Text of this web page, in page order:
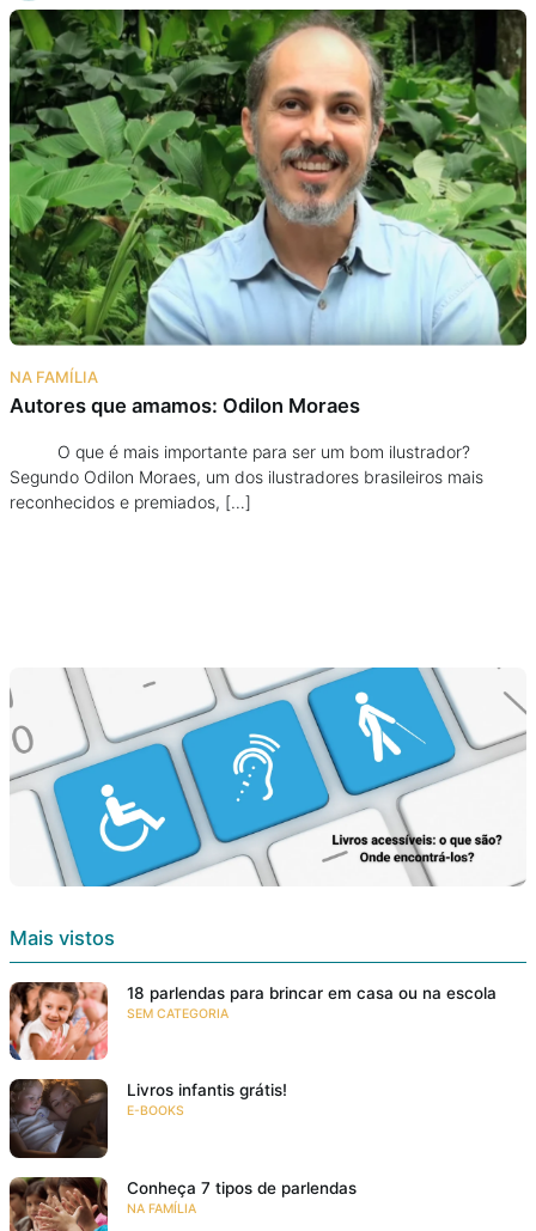
E-Books
Eventos
Podcast
Assine
Taba na Escola
NA FAMÍLIA
Autores que amamos: Odilon Moraes
O que é mais importante para ser um bom ilustrador?
Segundo Odilon Moraes, um dos ilustradores brasileiros mais
reconhecidos e premiados, […]
Mais vistos
18 parlendas para brincar em casa ou na escola
SEM CATEGORIA
Livros infantis grátis!
E-BOOKS
Conheça 7 tipos de parlendas
NA FAMÍLIA